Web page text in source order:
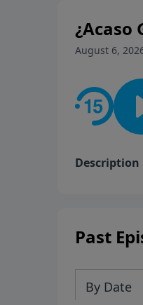
¿Acaso
August 6,
Description
Past
By Date